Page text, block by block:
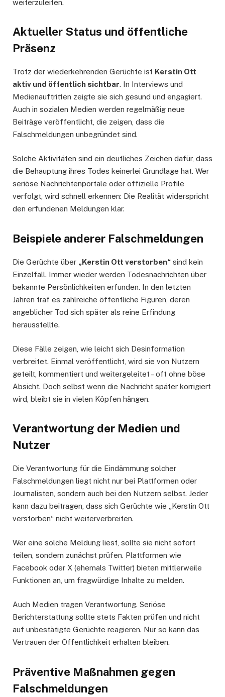
weiterzuleiten.
Aktueller Status und öffentliche
Präsenz
Trotz der wiederkehrenden Gerüchte ist Kerstin Ott
aktiv und öffentlich sichtbar. In Interviews und
Medienauftritten zeigte sie sich gesund und engagiert.
Auch in sozialen Medien werden regelmäßig neue
Beiträge veröffentlicht, die zeigen, dass die
Falschmeldungen unbegründet sind.
Solche Aktivitäten sind ein deutliches Zeichen dafür, dass
die Behauptung ihres Todes keinerlei Grundlage hat. Wer
seriöse Nachrichtenportale oder offizielle Profile
verfolgt, wird schnell erkennen: Die Realität widerspricht
den erfundenen Meldungen klar.
Beispiele anderer Falschmeldungen
Die Gerüchte über „Kerstin Ott verstorben“ sind kein
Einzelfall. Immer wieder werden Todesnachrichten über
bekannte Persönlichkeiten erfunden. In den letzten
Jahren traf es zahlreiche öffentliche Figuren, deren
angeblicher Tod sich später als reine Erfindung
herausstellte.
Diese Fälle zeigen, wie leicht sich Desinformation
verbreitet. Einmal veröffentlicht, wird sie von Nutzern
geteilt, kommentiert und weitergeleitet – oft ohne böse
Absicht. Doch selbst wenn die Nachricht später korrigiert
wird, bleibt sie in vielen Köpfen hängen.
Verantwortung der Medien und
Nutzer
Die Verantwortung für die Eindämmung solcher
Falschmeldungen liegt nicht nur bei Plattformen oder
Journalisten, sondern auch bei den Nutzern selbst. Jeder
kann dazu beitragen, dass sich Gerüchte wie „Kerstin Ott
verstorben“ nicht weiterverbreiten.
Wer eine solche Meldung liest, sollte sie nicht sofort
teilen, sondern zunächst prüfen. Plattformen wie
Facebook oder X (ehemals Twitter) bieten mittlerweile
Funktionen an, um fragwürdige Inhalte zu melden.
Auch Medien tragen Verantwortung. Seriöse
Berichterstattung sollte stets Fakten prüfen und nicht
auf unbestätigte Gerüchte reagieren. Nur so kann das
Vertrauen der Öffentlichkeit erhalten bleiben.
Präventive Maßnahmen gegen
Falschmeldungen